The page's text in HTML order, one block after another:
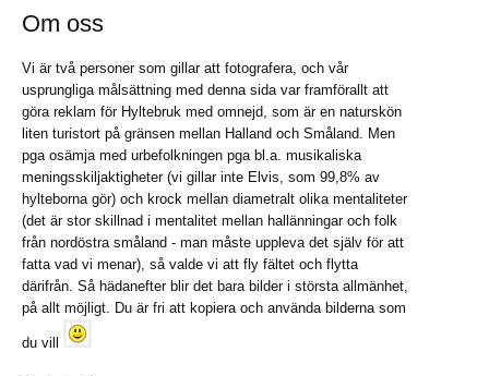
Om oss
Vi är två personer som gillar att fotografera, och vår
usprungliga målsättning med denna sida var framförallt att
göra reklam för Hyltebruk med omnejd, som är en naturskön
liten turistort på gränsen mellan Halland och Småland. Men
pga osämja med urbefolkningen pga bl.a. musikaliska
meningsskiljaktigheter (vi gillar inte Elvis, som 99,8% av
hylteborna gör) och krock mellan diametralt olika mentaliteter
(det är stor skillnad i mentalitet mellan hallänningar och folk
från nordöstra småland - man måste uppleva det själv för att
fatta vad vi menar), så valde vi att fly fältet och flytta
därifrån. Så hädanefter blir det bara bilder i största allmänhet,
på allt möjligt. Du är fri att kopiera och använda bilderna som
du vill